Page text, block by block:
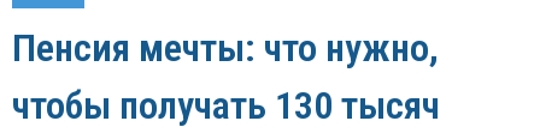
Пенсия мечты: что нужно,
чтобы получать 130 тысяч